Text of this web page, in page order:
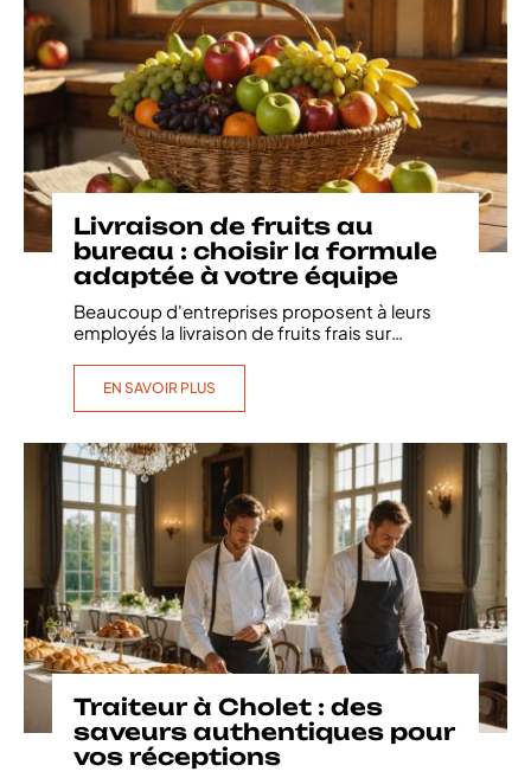
Livraison de fruits au
bureau : choisir la formule
adaptée à votre équipe
Beaucoup d'entreprises proposent à leurs
employés la livraison de fruits frais sur
EN SAVOIR PLUS
Traiteur à Cholet : des
saveurs authentiques pour
vos réceptions